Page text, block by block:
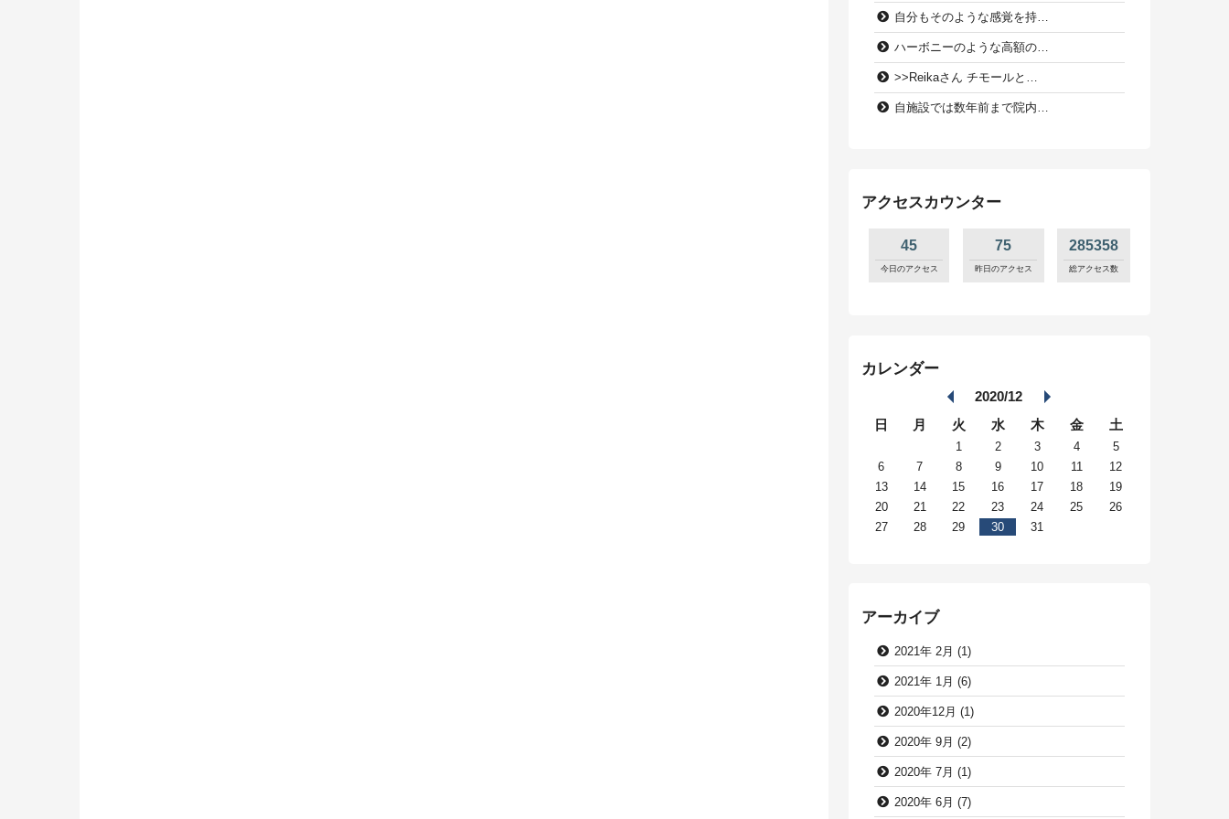
自分もそのような感覚を持…
ハーボニーのような高額の…
>>Reikaさん チモールと…
自施設では数年前まで院内…
アクセスカウンター
45
今日のアクセス
75
昨日のアクセス
285358
総アクセス数
カレンダー
2020/12
日
月 火 水 木 金 土
1 2 3 4
5
6
7 8 9 10 11
12
13
14 15 16 17 18
19
20
21 22 23 24 25
26
27
28 29 30 31
アーカイブ
2021年 2月 (1)
2021年 1月 (6)
2020年12月 (1)
2020年 9月 (2)
2020年 7月 (1)
2020年 6月 (7)